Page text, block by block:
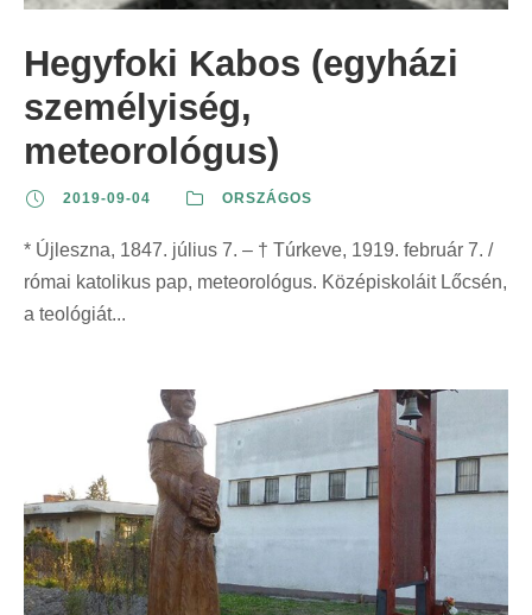
Hegyfoki Kabos (egyházi
személyiség,
meteorológus)
2019-09-04 ORSZÁGOS
* Újleszna, 1847. július 7. – † Túrkeve, 1919. február 7. /
római katolikus pap, meteorológus. Középiskoláit Lőcsén,
a teológiát...